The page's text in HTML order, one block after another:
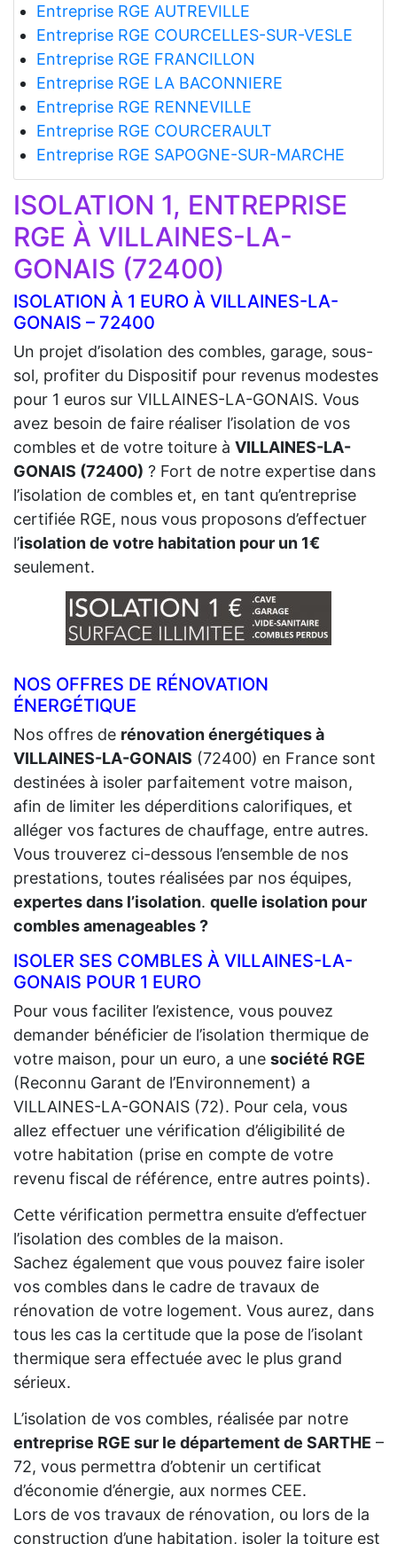
Entreprise RGE AUTREVILLE
Entreprise RGE COURCELLES-SUR-VESLE
Entreprise RGE FRANCILLON
Entreprise RGE LA BACONNIERE
Entreprise RGE RENNEVILLE
Entreprise RGE COURCERAULT
Entreprise RGE SAPOGNE-SUR-MARCHE
ISOLATION 1, ENTREPRISE
RGE À VILLAINES-LA-
GONAIS (72400)
ISOLATION À 1 EURO À VILLAINES-LA-
GONAIS – 72400
Un projet d’isolation des combles, garage, sous-
sol, profiter du Dispositif pour revenus modestes
pour 1 euros sur VILLAINES-LA-GONAIS. Vous
avez besoin de faire réaliser l’isolation de vos
combles et de votre toiture à VILLAINES-LA-
GONAIS (72400) ? Fort de notre expertise dans
l’isolation de combles et, en tant qu’entreprise
certifiée RGE, nous vous proposons d’effectuer
l’isolation de votre habitation pour un 1€
seulement.
NOS OFFRES DE RÉNOVATION
ÉNERGÉTIQUE
Nos offres de rénovation énergétiques à
VILLAINES-LA-GONAIS (72400) en France sont
destinées à isoler parfaitement votre maison,
afin de limiter les déperditions calorifiques, et
alléger vos factures de chauffage, entre autres.
Vous trouverez ci-dessous l’ensemble de nos
prestations, toutes réalisées par nos équipes,
expertes dans l’isolation. quelle isolation pour
combles amenageables ?
ISOLER SES COMBLES À VILLAINES-LA-
GONAIS POUR 1 EURO
Pour vous faciliter l’existence, vous pouvez
demander bénéficier de l’isolation thermique de
votre maison, pour un euro, a une société RGE
(Reconnu Garant de l’Environnement) a
VILLAINES-LA-GONAIS (72). Pour cela, vous
allez effectuer une vérification d’éligibilité de
votre habitation (prise en compte de votre
revenu fiscal de référence, entre autres points).
Cette vérification permettra ensuite d’effectuer
l’isolation des combles de la maison.
Sachez également que vous pouvez faire isoler
vos combles dans le cadre de travaux de
rénovation de votre logement. Vous aurez, dans
tous les cas la certitude que la pose de l’isolant
thermique sera effectuée avec le plus grand
sérieux.
L’isolation de vos combles, réalisée par notre
entreprise RGE sur le département de SARTHE –
72, vous permettra d’obtenir un certificat
d’économie d’énergie, aux normes CEE.
Lors de vos travaux de rénovation, ou lors de la
construction d’une habitation, isoler la toiture est